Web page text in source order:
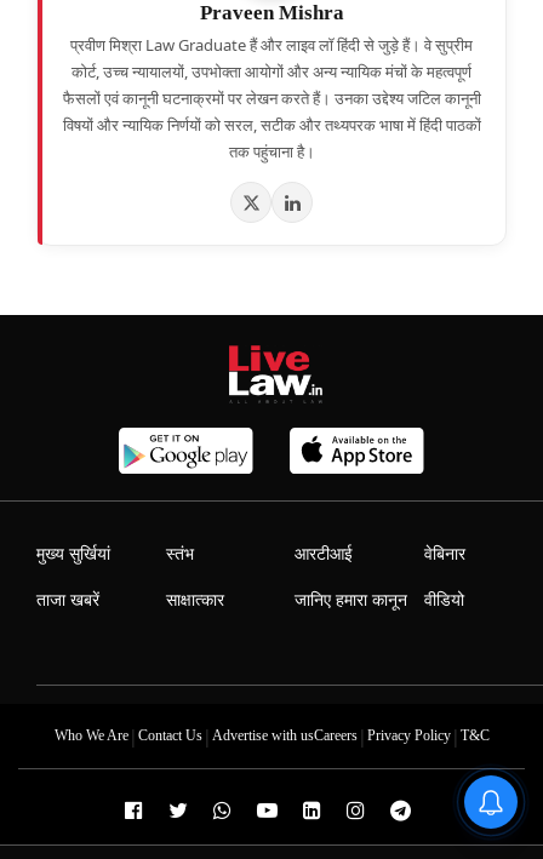
Praveen Mishra
प्रवीण मिश्रा Law Graduate हैं और लाइव लॉ हिंदी से जुड़े हैं। वे सुप्रीम
कोर्ट, उच्च न्यायालयों, उपभोक्ता आयोगों और अन्य न्यायिक मंचों के महत्वपूर्ण
फैसलों एवं कानूनी घटनाक्रमों पर लेखन करते हैं। उनका उद्देश्य जटिल कानूनी
विषयों और न्यायिक निर्णयों को सरल, सटीक और तथ्यपरक भाषा में हिंदी पाठकों
तक पहुंचाना है।
मुख्य सुर्खियां
ताजा खबरें
स्तंभ
साक्षात्कार
आरटीआई
जानिए हमारा कानून
वेबिनार
वीडियो
Who We Are| Contact Us| Advertise with usCareers| Privacy Policy| T&C